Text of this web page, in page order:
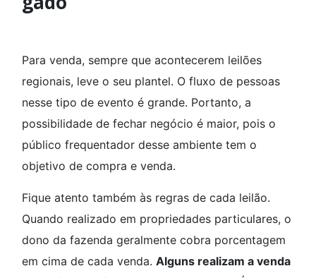
Para venda, sempre que acontecerem leilões
regionais, leve o seu plantel. O fluxo de pessoas
nesse tipo de evento é grande. Portanto, a
possibilidade de fechar negócio é maior, pois o
público frequentador desse ambiente tem o
objetivo de compra e venda.
Fique atento também às regras de cada leilão.
Quando realizado em propriedades particulares, o
dono da fazenda geralmente cobra porcentagem
em cima de cada venda. Alguns realizam a venda